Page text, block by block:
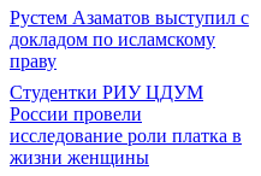
Рустем Азаматов выступил с
докладом по исламскому
праву
Студентки РИУ ЦДУМ
России провели
исследование роли платка в
жизни женщины